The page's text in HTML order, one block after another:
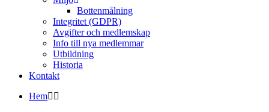
Bottenmålning
Integritet (GDPR)
Avgifter och medlemskap
Info till nya medlemmar
Utbildning
Historia
Kontakt
Hem